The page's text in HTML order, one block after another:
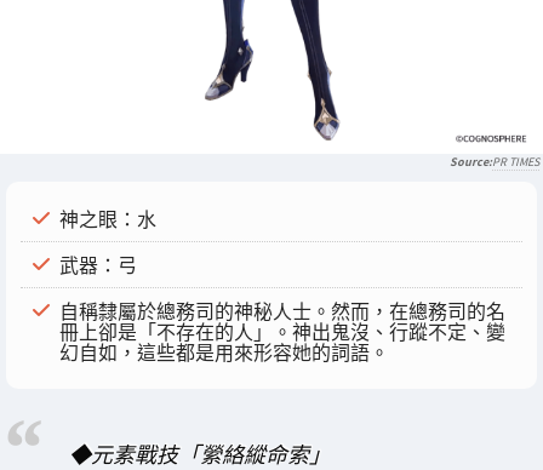
PR TIMES
神之眼：水
武器：弓
自稱隸屬於總務司的神秘人士。然而，在總務司的名
冊上卻是「不存在的人」。神出鬼沒、行蹤不定、變
幻自如，這些都是用來形容她的詞語。
◆元素戰技「縈絡縱命索」